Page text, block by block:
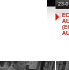
23-